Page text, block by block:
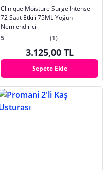
Clinique Moisture Surge Intense
72 Saat Etkili 75ML Yoğun
Nemlendirici
5
(1)
3.125,00 TL
Sepete Ekle